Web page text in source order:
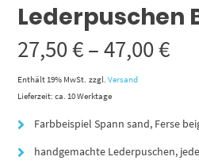
Lederpuschen
27,50€–47,00€
bis
Enthält 19% MwSt. zzgl.Versand
Lieferzeit: ca. 10 Werktage
Farbbeispiel Spann sand, Ferse
handgemachte Lederpuschen,